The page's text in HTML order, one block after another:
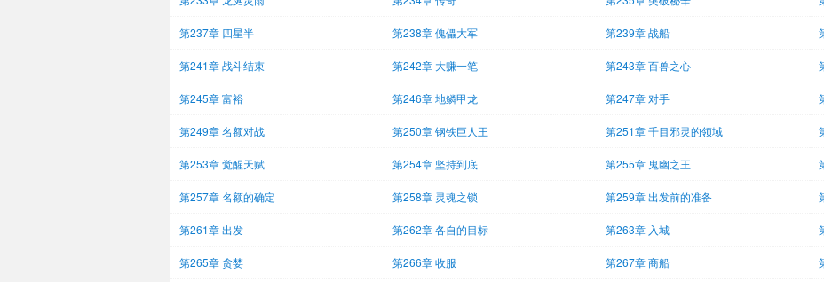
第237章 四星半 第238章 傀儡大军 第239章 战船
第241章 战斗结束 第242章 大赚一笔 第243章 百兽之心
第245章 富裕 第246章 地鳞甲龙 第247章 对手
第249章 名额对战 第250章 钢铁巨人王 第251章 千目邪灵的领域
第253章 觉醒天赋 第254章 坚持到底 第255章 鬼幽之王
第257章 名额的确定 第258章 灵魂之锁 第259章 出发前的准备
第261章 出发 第262章 各自的目标 第263章 入城
第265章 贪婪 第266章 收服 第267章 商船